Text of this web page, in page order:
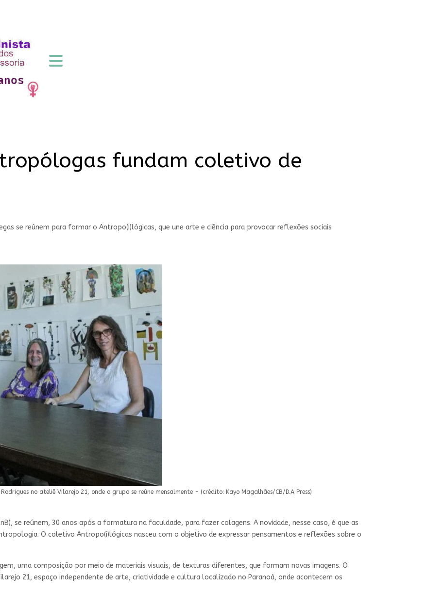
fundam coletivo de
se reúnem para formar o Antropo(i)lógicas, que une arte e ciência para provocar reflexões sociais
no ateliê Vilarejo 21, onde o grupo se reúne mensalmente - (crédito: Kayo Magalhães/CB/D.A Press)
se reúnem, 30 anos após a formatura na faculdade, para fazer colagens. A novidade, nesse caso, é que as
O coletivo Antropo(i)lógicas nasceu com o objetivo de expressar pensamentos e reflexões sobre o
uma composição por meio de materiais visuais, de texturas diferentes, que formam novas imagens. O
21, espaço independente de arte, criatividade e cultura localizado no Paranoá, onde acontecem os